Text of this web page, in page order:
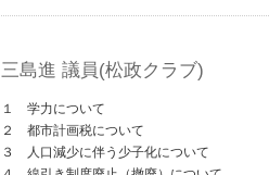
三島進 議員(松政クラブ)
１ 学力について
２ 都市計画税について
３ 人口減少に伴う少子化について